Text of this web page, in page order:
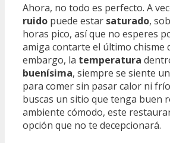
Ahora, no todo es perfecto. A
ruido puede estar saturado,
horas pico, así que no esperes
amiga contarte el último chisme
embargo, la temperatura
buenísima, siempre se siente
para comer sin pasar calor ni
buscas un sitio que tenga buen
ambiente cómodo, este
opción que no te decepcionará.